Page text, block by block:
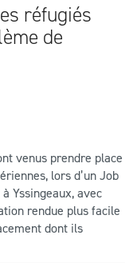
réfugiés
de
venus prendre place
lors d’un Job
Yssingeaux, avec
rendue plus facile
dont ils